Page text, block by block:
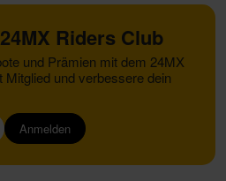
Riders Club
und Prämien mit dem 24MX
und verbessere dein
Anmelden